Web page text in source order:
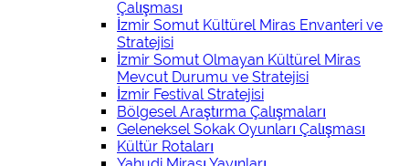
Çalışması
İzmir Somut Kültürel Miras Envanteri ve
Stratejisi
İzmir Somut Olmayan Kültürel Miras
Mevcut Durumu ve Stratejisi
İzmir Festival Stratejisi
Bölgesel Araştırma Çalışmaları
Geleneksel Sokak Oyunları Çalışması
Kültür Rotaları